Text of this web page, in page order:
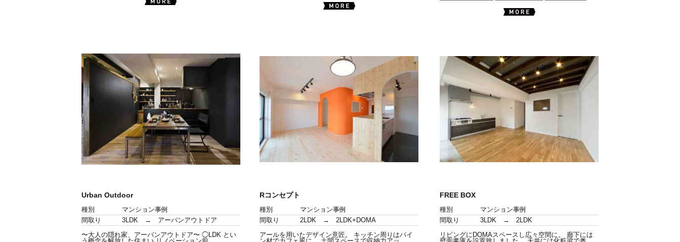
Urban Outdoor
種別
マンション事例
間取り
3LDK → アーバンアウトドア
〜大人の隠れ家、アーバンアウトドア〜 ◯LDK とい
Rコンセプト
種別
マンション事例
間取り
2LDK → 2LDK+DOMA
アールを用いたデザイン意匠。 キッチン周りはパイ
FREE BOX
種別
マンション事例
間取り
3LDK → 2LDK
リビングにDOMAスペースし広々空間に。 廊下には